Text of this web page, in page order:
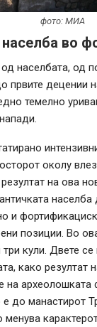
фото: МИА
во
населбата, од
првите децении
темелно
околу
на ова
и
позиции. Во
три кули. Двете
како резултат
на
е до манастирот
менува